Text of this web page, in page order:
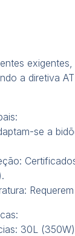
a diretiva
se a
30L